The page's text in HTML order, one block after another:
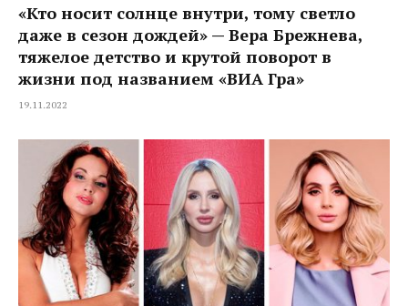
«Кто носит солнце внутри, тому светло
даже в сезон дождей» — Вера Брежнева,
тяжелое детство и крутой поворот в
жизни под названием «ВИА Гра»
19.11.2022